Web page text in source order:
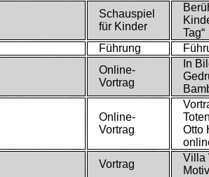
Schauspiel
für Kinder
Tag“
Führung
Online-
Vortrag
In
Online-
Vortrag
Otto
Vortrag
Villa